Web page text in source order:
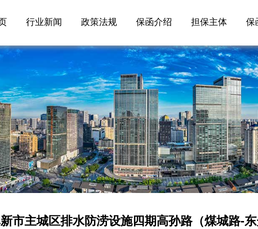
行业新闻 政策法规 保函介绍 担保主体 保
市主城区排水防涝设施四期高孙路（煤城路-